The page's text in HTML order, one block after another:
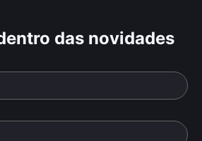
das novidades